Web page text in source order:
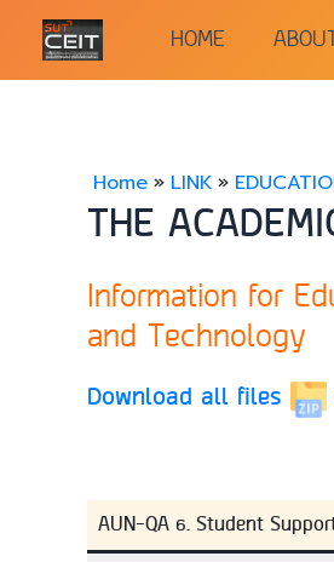
HOME
Home LINK
THE
Information for
and Technology
Download all files
AUN-QA 6. Student